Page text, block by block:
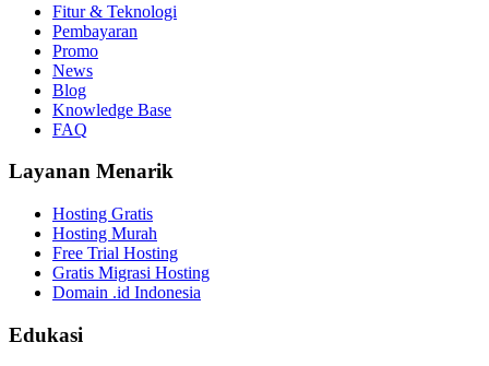
Fitur & Teknologi
Pembayaran
Promo
News
Blog
Knowledge Base
FAQ
Layanan Menarik
Hosting Gratis
Hosting Murah
Free Trial Hosting
Gratis Migrasi Hosting
Domain .id Indonesia
Edukasi